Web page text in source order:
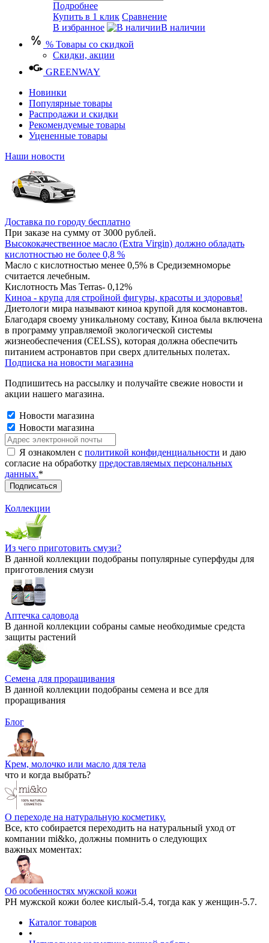
Подробнее
Купить в 1 клик Сравнение
В избранное
В наличии
% Товары со скидкой
Скидки, акции
GREENWAY
Новинки
Популярные товары
Распродажи и скидки
Рекомендуемые товары
Уцененные товары
Наши новости
Доставка по городу бесплатно
При заказе на сумму от 3000 рублей.
Высококачественное масло (Extra Virgin) должно обладать
кислотностью не более 0,8 %
Масло с кислотностью менее 0,5% в Средиземноморье
считается лечебным.
Кислотность Mas Terras- 0,12%
Киноа - крупа для стройной фигуры, красоты и здоровья!
Диетологи мира называют киноа крупой для космонавтов.
Благодаря своему уникальному составу, Киноа была включена
в программу управляемой экологической системы
жизнеобеспечения (CELSS), которая должна обеспечить
питанием астронавтов при сверх длительных полетах.
Подписка на новости магазина
Подпишитесь на рассылку и получайте свежие новости и
акции нашего магазина.
Новости магазина
Новости магазина
Я ознакомлен с политикой конфиденциальности и даю
согласие на обработку предоставляемых персональных
данных.*
Коллекции
Из чего приготовить смузи?
В данной коллекции подобраны популярные суперфуды для
приготовления смузи
Аптечка садовода
В данной коллекции собраны самые необходимые средста
защиты растений
Семена для проращивания
В данной коллекции подобраны семена и все для
проращивания
Блог
Крем, молочко или масло для тела
что и когда выбрать?
О переходе на натуральную косметику.
Все, кто собирается переходить на натуральный уход от
компании mi&ko, должны помнить о следующих
важных моментах:
Об особенностях мужской кожи
РН мужской кожи более кислый-5.4, тогда как у женщин-5.7.
Каталог товаров
•